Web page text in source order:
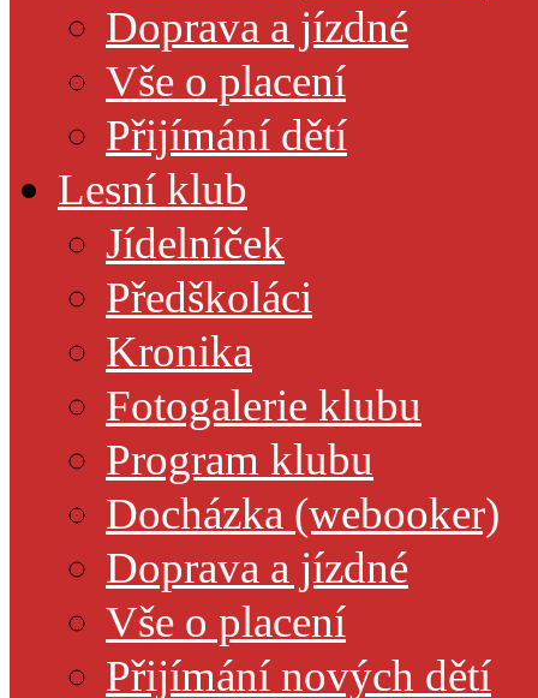
Doprava a jízdné
Vše o placení
Přijímání dětí
Lesní klub
Jídelníček
Předškoláci
Kronika
Fotogalerie klubu
Program klubu
Docházka (webooker)
Doprava a jízdné
Vše o placení
Přijímání nových dětí